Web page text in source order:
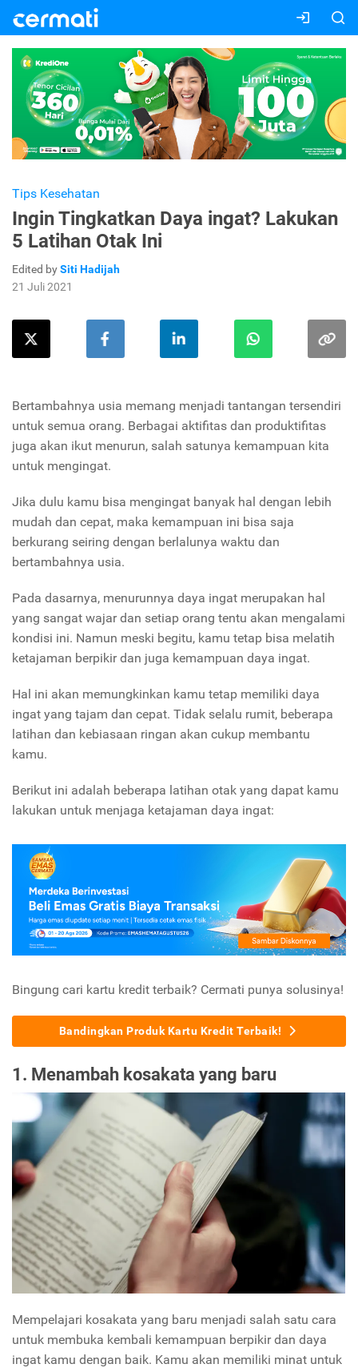
Tips Kesehatan
Ingin Tingkatkan Daya ingat? Lakukan
5 Latihan Otak Ini
Edited bySiti Hadijah
21 Juli 2021
Bertambahnya usia memang menjadi tantangan tersendiri
untuk semua orang. Berbagai aktifitas dan produktifitas
juga akan ikut menurun, salah satunya kemampuan kita
untuk mengingat.
Jika dulu kamu bisa mengingat banyak hal dengan lebih
mudah dan cepat, maka kemampuan ini bisa saja
berkurang seiring dengan berlalunya waktu dan
bertambahnya usia.
Pada dasarnya, menurunnya daya ingat merupakan hal
yang sangat wajar dan setiap orang tentu akan mengalami
kondisi ini. Namun meski begitu, kamu tetap bisa melatih
ketajaman berpikir dan juga kemampuan daya ingat.
Hal ini akan memungkinkan kamu tetap memiliki daya
ingat yang tajam dan cepat. Tidak selalu rumit, beberapa
latihan dan kebiasaan ringan akan cukup membantu
kamu.
Berikut ini adalah beberapa latihan otak yang dapat kamu
lakukan untuk menjaga ketajaman daya ingat:
Bingung cari kartu kredit terbaik? Cermati punya solusinya!
Bandingkan Produk Kartu Kredit Terbaik!
1. Menambah kosakata yang baru
Mempelajari kosakata yang baru menjadi salah satu cara
untuk membuka kembali kemampuan berpikir dan daya
ingat kamu dengan baik. Kamu akan memiliki minat untuk